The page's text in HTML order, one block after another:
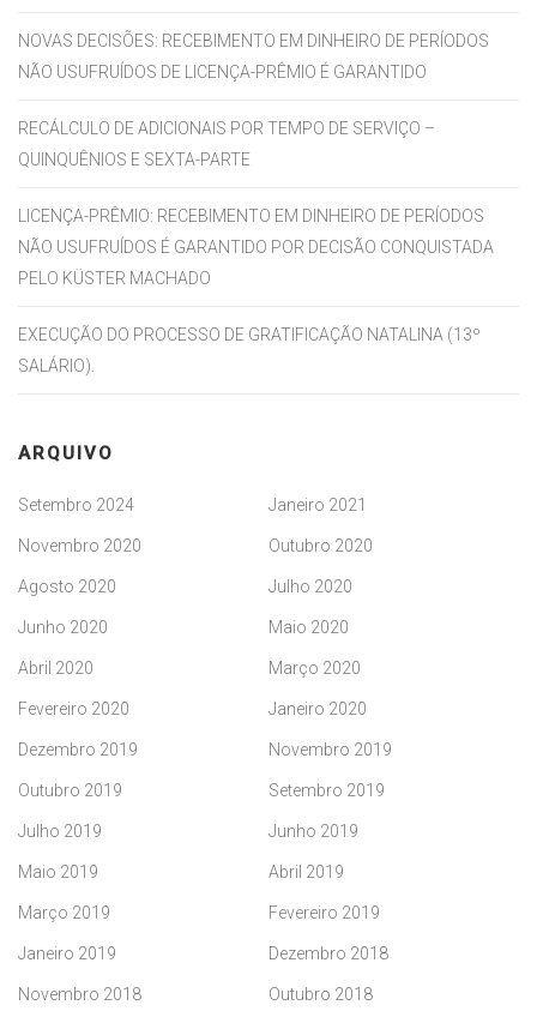
NOVAS DECISÕES: RECEBIMENTO EM DINHEIRO DE PERÍODOS
NÃO USUFRUÍDOS DE LICENÇA-PRÊMIO É GARANTIDO
RECÁLCULO DE ADICIONAIS POR TEMPO DE SERVIÇO –
QUINQUÊNIOS E SEXTA-PARTE
LICENÇA-PRÊMIO: RECEBIMENTO EM DINHEIRO DE PERÍODOS
NÃO USUFRUÍDOS É GARANTIDO POR DECISÃO CONQUISTADA
PELO KÜSTER MACHADO
EXECUÇÃO DO PROCESSO DE GRATIFICAÇÃO NATALINA (13º
SALÁRIO).
ARQUIVO
Setembro 2024 Janeiro 2021
Novembro 2020 Outubro 2020
Agosto 2020 Julho 2020
Junho 2020 Maio 2020
Abril 2020 Março 2020
Fevereiro 2020 Janeiro 2020
Dezembro 2019 Novembro 2019
Outubro 2019 Setembro 2019
Julho 2019 Junho 2019
Maio 2019 Abril 2019
Março 2019 Fevereiro 2019
Janeiro 2019 Dezembro 2018
Novembro 2018 Outubro 2018